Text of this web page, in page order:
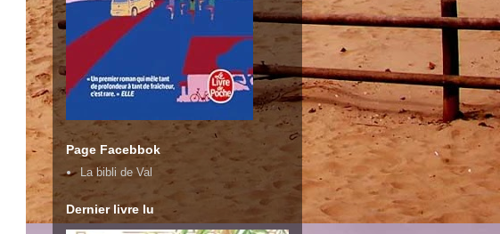
Page Facebbok
La bibli de Val
Dernier livre lu